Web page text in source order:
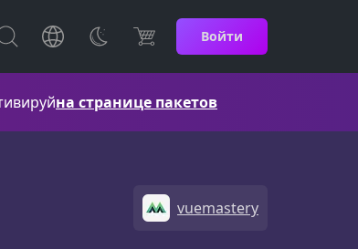
Войти
на странице пакетов
vuemastery